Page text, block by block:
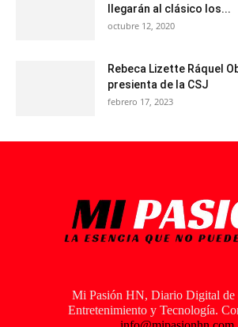
llegarán al clásico los...
octubre 12, 2020
Rebeca Lizette Ráquel
presienta de la CSJ
febrero 17, 2023
Mi Pasión HN, Diario Digital de
Entretenimiento y Tecnología.